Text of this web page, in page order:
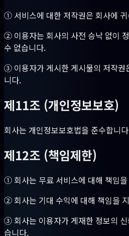
① 서비스에 대한 저작권은 회사에
② 이용자는 회사의 사전 승낙 없이
수 없습니다.
③ 이용자가 게시한 게시물의 저작권
니다.
제11조 (개인정보보호)
회사는 개인정보보호법을 준수합니
제12조 (책임제한)
① 회사는 무료 서비스에 대해 책임
② 회사는 기대 수익에 대해 책임을
③ 회사는 이용자가 게재한 정보의
습니다.